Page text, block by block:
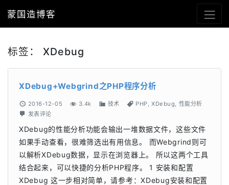
蒙国造博客
标签： XDebug
XDebug+Webgrind之PHP程序分析
2016-12-05 3.4k 技术 PHP ,XDebug
性能分析
发表评论
XDebug的性能分析功能会输出一堆数据文件，这些文件
如果手动查看，很难筛选出有用信息。 而Webgrind则可
以解析XDebug数据，显示在浏览器上。 所以这两个工具
结合起来，可以快捷的分析PHP程序。 1 安装和配置
XDebug 这一步相对简单，请参考：XDebug安装和配置